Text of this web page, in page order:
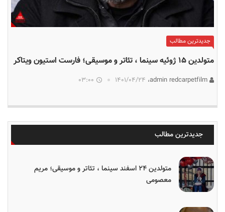
جدیدترین مطالب
متولدین ۱۵ ژوئیه سینما ، تئاتر و موسیقی؛ فارست استیون ویتاکر
۱۴۰۱/۰۴/۲۴ 03:00
جدیدترین مطالب
متولدین ۲۴ اسفند سینما ، تئاتر و موسیقی؛ مریم
معصومی